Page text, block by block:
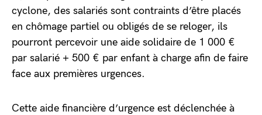
cyclone, des salariés sont contraints d’être placés
en chômage partiel ou obligés de se reloger, ils
pourront percevoir une aide solidaire de 1 000 €
par salarié + 500 € par enfant à charge afin de faire
face aux premières urgences.
Cette aide financière d’urgence est déclenchée à